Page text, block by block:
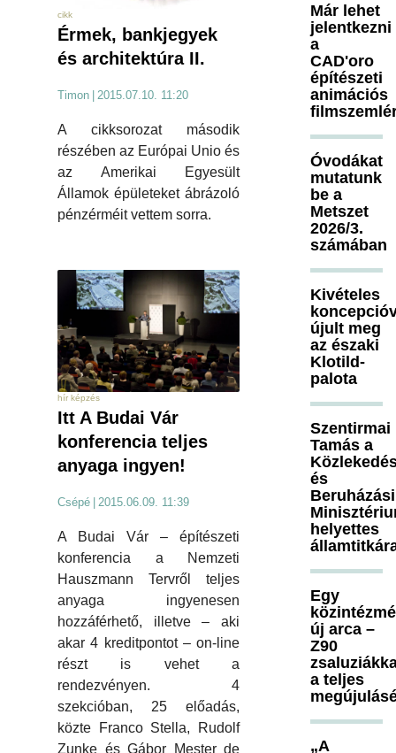
cikk
Érmek, bankjegyek
és architektúra II.
Timon 2015.07.10. 11:20
A cikksorozat második
részében az Európai Unio és
az Amerikai Egyesült
Államok épületeket ábrázoló
pénzérméit vettem sorra.
hír képzés
Itt A Budai Vár
konferencia teljes
anyaga ingyen!
Csépé | 2015.06.09. 11:39
A Budai Vár – építészeti
konferencia a Nemzeti
Hauszmann Tervről teljes
anyaga ingyenesen
hozzáférhető, illetve – aki
akar 4 kreditpontot – on-line
részt is vehet a
rendezvényen. 4
szekcióban, 25 előadás,
közte Franco Stella, Rudolf
Zunke és Gábor Mester de
Már lehet
jelentkezni
a
CAD'oro
építészeti
animációs
Óvodákat
mutatunk
be a
Metszet
2026/3.
számában
Kivételes
újult meg
az északi
Klotild-
palota
Szentirmai
Tamás a
és
Beruházási
helyettes
Egy
új arca –
Z90
a teljes
„A